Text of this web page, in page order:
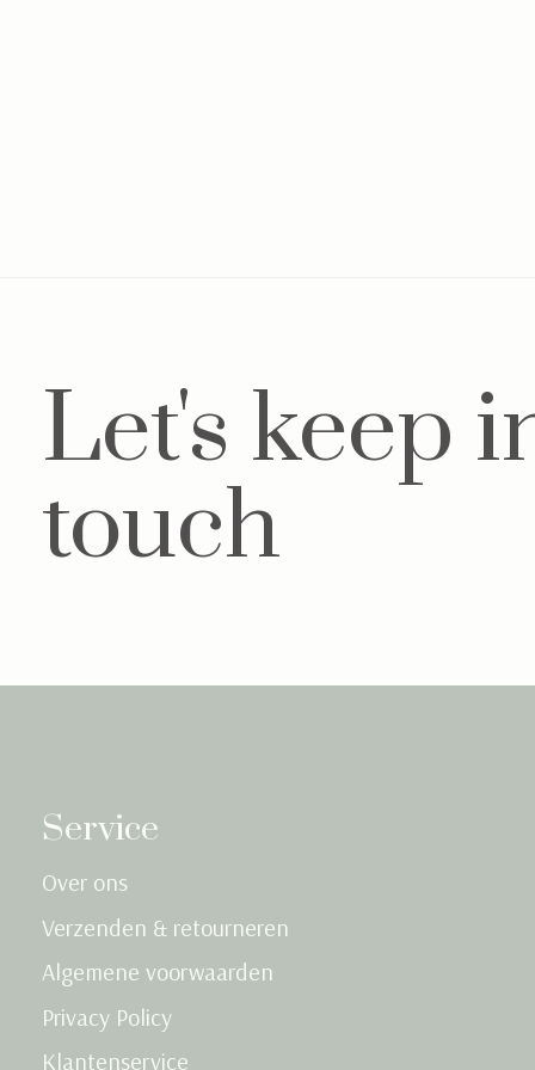
Let's keep
touch
Service
Over ons
Verzenden & retourneren
Algemene voorwaarden
Privacy Policy
Klantenservice